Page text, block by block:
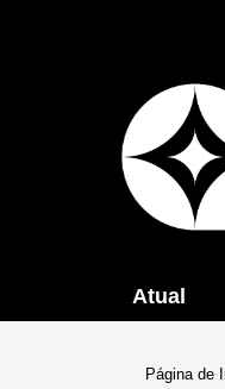
Atual
Página de